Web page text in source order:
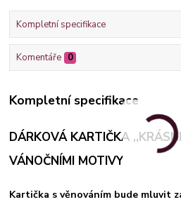
Kompletní specifikace
Komentáře 0
Kompletní specifikace
DÁRKOVÁ KARTIČKA
VÁNOČNÍMI MOTIVY
Kartička s věnováním bude mluvit